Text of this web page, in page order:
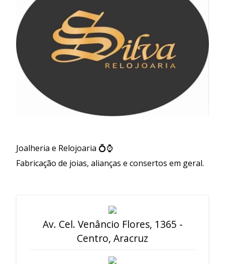
Joalheria e Relojoaria 💍⌚️
Fabricação de joias, alianças e consertos em geral.
Av. Cel. Venâncio Flores, 1365 -
Centro, Aracruz